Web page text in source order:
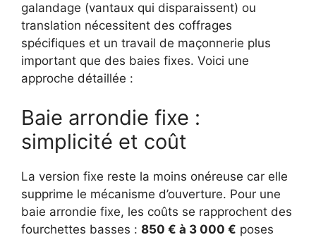
galandage (vantaux qui disparaissent) ou
translation nécessitent des coffrages
spécifiques et un travail de maçonnerie plus
important que des baies fixes. Voici une
approche détaillée :
Baie arrondie fixe :
simplicité et coût
La version fixe reste la moins onéreuse car elle
supprime le mécanisme d’ouverture. Pour une
baie arrondie fixe, les coûts se rapprochent des
fourchettes basses : 850 € à 3 000 € poses